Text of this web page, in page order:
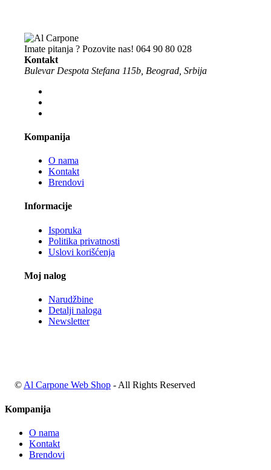
Imate pitanja ? Pozovite nas! 064 90 80 028
Kontakt
Bulevar Despota Stefana 115b, Beograd, Srbija
Kompanija
O nama
Kontakt
Brendovi
Informacije
Isporuka
Politika privatnosti
Uslovi korišćenja
Moj nalog
Narudžbine
Detalji naloga
Newsletter
© Al Carpone Web Shop - All Rights Reserved
Kompanija
O nama
Kontakt
Brendovi